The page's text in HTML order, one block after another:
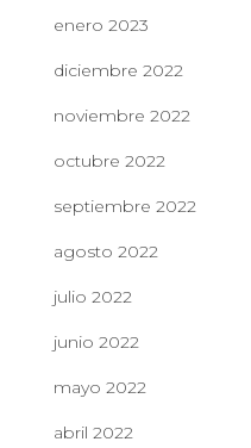
enero 2023
diciembre 2022
noviembre 2022
octubre 2022
septiembre 2022
agosto 2022
julio 2022
junio 2022
mayo 2022
abril 2022